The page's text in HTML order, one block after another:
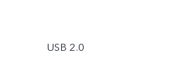
USB 2.0